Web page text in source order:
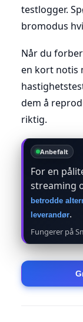
testlogger.
bromodus
Når du
en kort notis
dem å
riktig.
Anbefalt
For en
streaming
betrodde
leverandør.
Fungerer på